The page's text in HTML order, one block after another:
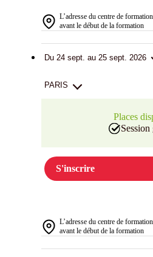
L’adresse du centre de
avant le début de la formation
Du 24 sept. au 25 sept. 2026
PARIS
Places
Session
S'inscrire
L’adresse du centre de
avant le début de la formation